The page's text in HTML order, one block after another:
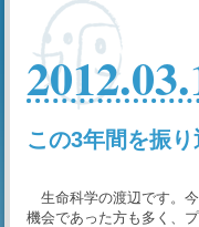
この3年間を振
生命科学の渡辺です。
機会であった方も多く、